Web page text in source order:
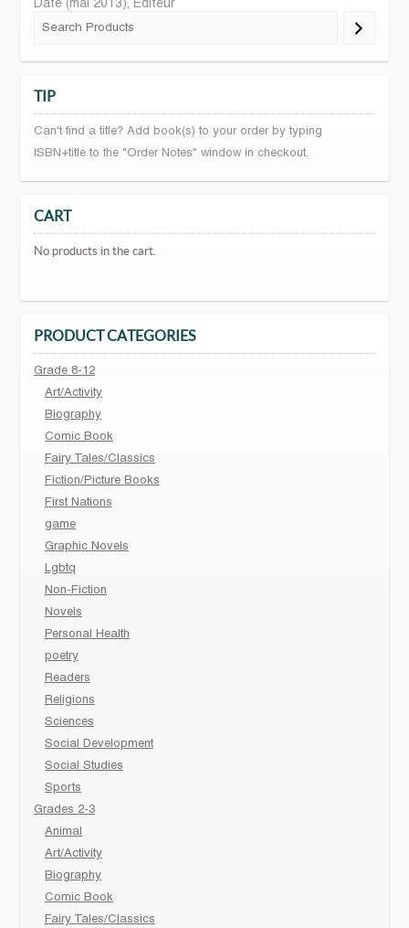
Date (mai 2013), Editeur
TIP
Can't find a title? Add book(s) to your order by typing
ISBN+title to the "Order Notes" window in checkout.
CART
No products in the cart.
PRODUCT CATEGORIES
Grade 8-12
Art/Activity
Biography
Comic Book
Fairy Tales/Classics
Fiction/Picture Books
First Nations
game
Graphic Novels
Lgbtq
Non-Fiction
Novels
Personal Health
poetry
Readers
Religions
Sciences
Social Development
Social Studies
Sports
Grades 2-3
Animal
Art/Activity
Biography
Comic Book
Fairy Tales/Classics